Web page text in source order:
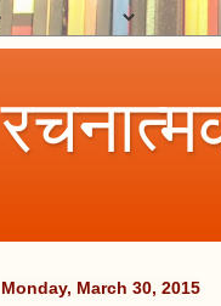
Monday, March 30, 2015